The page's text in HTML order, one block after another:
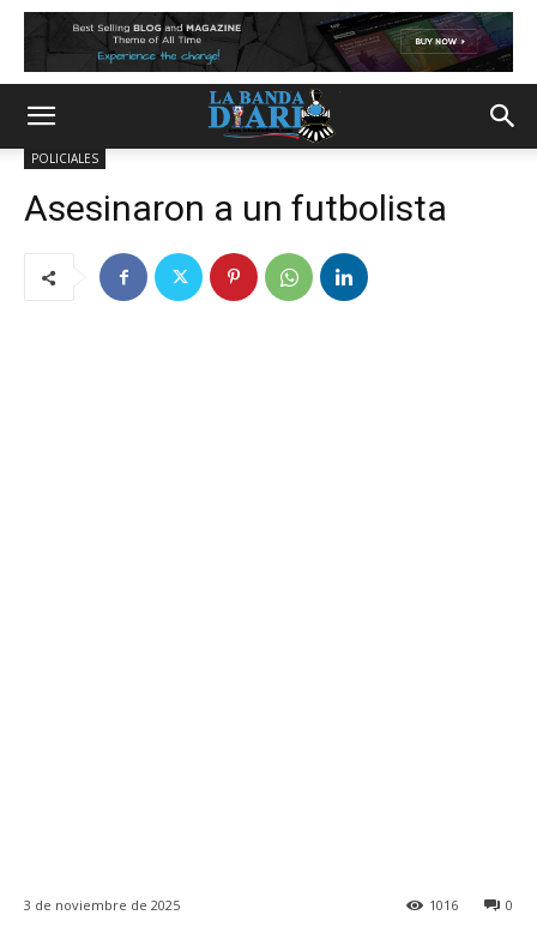
POLICIALES
Asesinaron a un futbolista
3 de noviembre de 2025 0
1016